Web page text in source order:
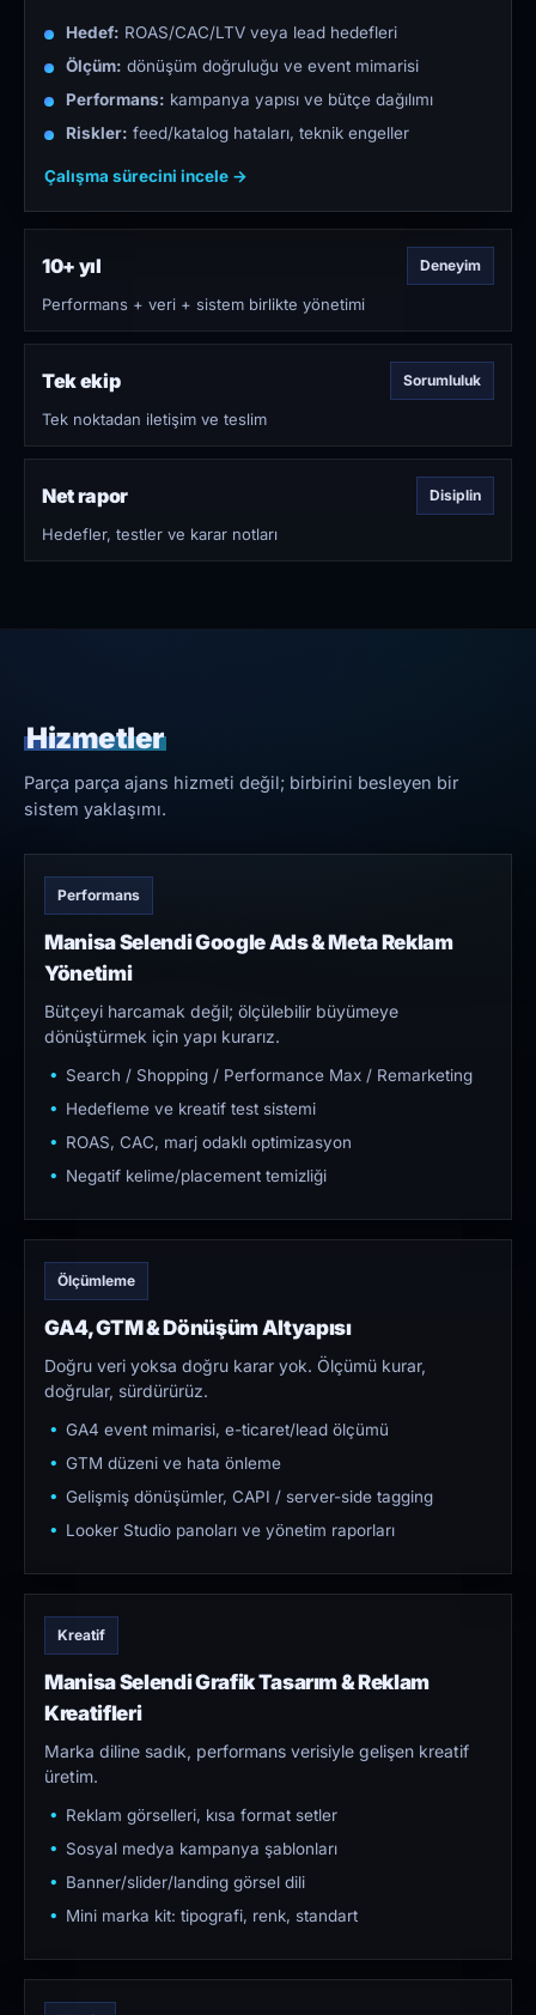
Hedef: ROAS/CAC/LTV veya lead hedefleri
Ölçüm: dönüşüm doğruluğu ve event mimarisi
Performans: kampanya yapısı ve bütçe dağılımı
Riskler: feed/katalog hataları, teknik engeller
Çalışma sürecini incele →
10+ yıl Deneyim
Performans + veri + sistem birlikte yönetimi
Tek ekip Sorumluluk
Tek noktadan iletişim ve teslim
Net rapor Disiplin
Hedefler, testler ve karar notları
Hizmetler
Parça parça ajans hizmeti değil; birbirini besleyen bir
sistem yaklaşımı.
Performans
Manisa Selendi Google Ads & Meta Reklam
Yönetimi
Bütçeyi harcamak değil; ölçülebilir büyümeye
dönüştürmek için yapı kurarız.
Search / Shopping / Performance Max / Remarketing
Hedefleme ve kreatif test sistemi
ROAS, CAC, marj odaklı optimizasyon
Negatif kelime/placement temizliği
Ölçümleme
GA4, GTM & Dönüşüm Altyapısı
Doğru veri yoksa doğru karar yok. Ölçümü kurar,
doğrular, sürdürürüz.
GA4 event mimarisi, e-ticaret/lead ölçümü
GTM düzeni ve hata önleme
Gelişmiş dönüşümler, CAPI / server-side tagging
Looker Studio panoları ve yönetim raporları
Kreatif
Manisa Selendi Grafik Tasarım & Reklam
Kreatifleri
Marka diline sadık, performans verisiyle gelişen kreatif
üretim.
Reklam görselleri, kısa format setler
Sosyal medya kampanya şablonları
Banner/slider/landing görsel dili
Mini marka kit: tipografi, renk, standart